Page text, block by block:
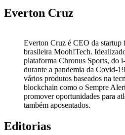
Everton Cruz
Everton Cruz é CEO da startup
brasileira Mooh!Tech.
plataforma Chronus Sports, do
durante a pandemia da Covid-
vários produtos baseados na
blockchain como o Sempre
promover oportunidades para
também aposentados.
Editorias